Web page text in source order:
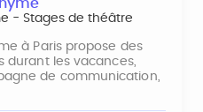
- Stages de théâtre
à Paris propose des
durant les vacances,
de communication,